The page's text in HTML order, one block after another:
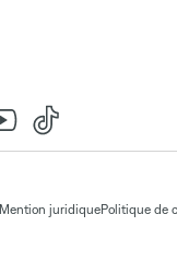
Mention juridiquePolitique de